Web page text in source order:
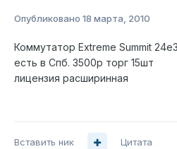
Опубликовано 18 марта, 2010
Коммутатор Extreme Summit 24e3
есть в Спб. 3500р торг 15шт
лицензия расширинная
Вставить ник Цитата